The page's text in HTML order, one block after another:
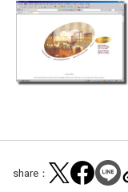
share：